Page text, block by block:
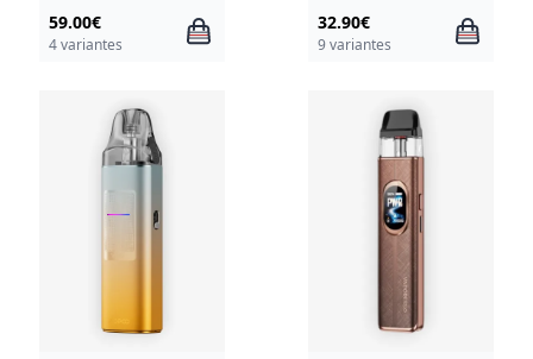
59.00€
4 variantes
32.90€
9 variantes